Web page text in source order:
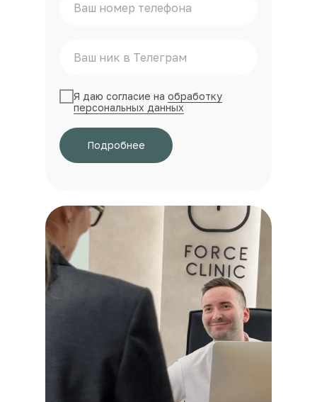
Я даю согласие на обработку
персональных данных
Подробнее